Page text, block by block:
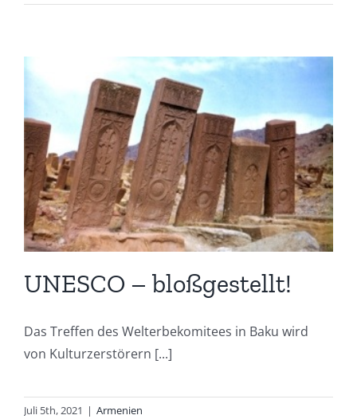
UNESCO – bloßgestellt!
Das Treffen des Welterbekomitees in Baku wird
von Kulturzerstörern [...]
Juli 5th, 2021 | Armenien